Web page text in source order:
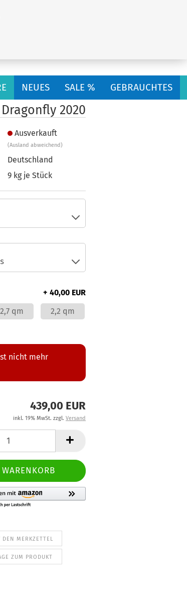
NEUES SALE % GEBRAUCHTES
2020
Ausverkauft
(Ausland abweichend)
Deutschland
9kg je Stück
+ 40,00 EUR
2,7 qm 2,2 qm
nicht mehr
439,00 EUR
inkl. 19% MwSt. zzgl. Versand
DEN MERKZETTEL
ZUM PRODUKT